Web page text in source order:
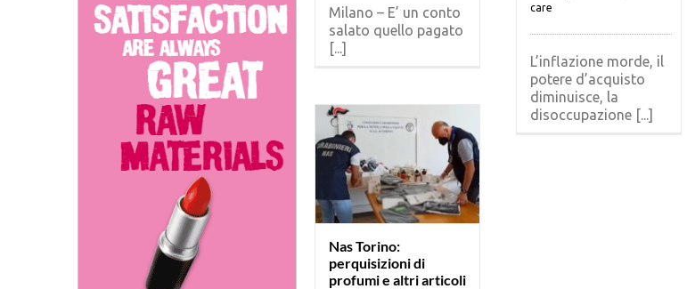
Milano – E’ un conto
salato quello pagato
[...]
care
L’inflazione morde, il
potere d’acquisto
diminuisce, la
disoccupazione [...]
Nas Torino:
profumi e altri
articoli per circa
80mila euro
Nas Torino:
perquisizioni di
profumi e altri articoli